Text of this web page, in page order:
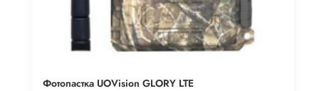
Фотопастка UOVision GLORY LTE